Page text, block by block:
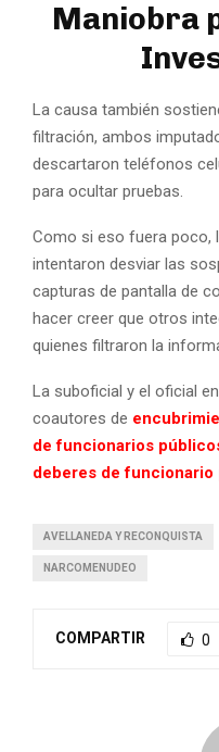
Maniobra
La causa también
filtración, ambos
descartaron teléfonos
para ocultar pruebas.
Como si eso fuera poco,
intentaron desviar las
capturas de pantalla de
hacer creer que otros
quienes filtraron la
La suboficial y el oficial
coautores de
de funcionarios
deberes de funcionario
AVELLANEDA Y RECONQUISTA
NARCOMENUDEO
COMPARTIR 0